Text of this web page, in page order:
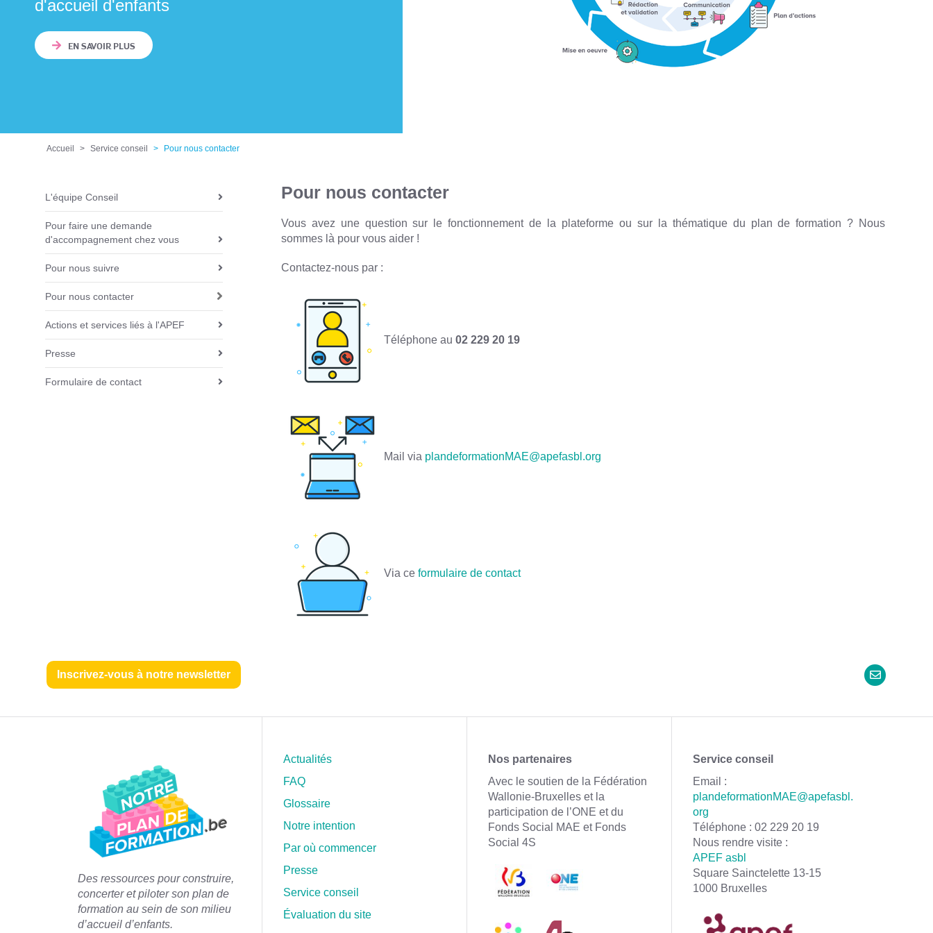
d'accueil d'enfants
EN SAVOIR PLUS
Accueil Service conseil Pour nous contacter
N
v
i
g
a
t
i
o
n
L'équipe Conseil
Pour faire une demande
d'accompagnement chez vous
Pour nous suivre
Pour nous contacter
Actions et services liés à l'APEF
Presse
Formulaire de contact
Pour nous contacter
Vous avez une question sur le fonctionnement de la plateforme ou sur la thématique du plan de formation ? Nous
sommeslà pour vous aider !
Contactez-nous par :
Téléphone au 02 229 20 19
Mail via plandeformationMAE@apefasbl.org
Via ce formulaire de contact
Inscrivez-vous à notre newsletter
Des ressources pour construire,
concerter et piloter son plan de
formation au sein de son milieu
d’accueil d’enfants.
Actualités
FAQ
Glossaire
Notre intention
Par où commencer
Presse
Service conseil
Évaluation du site
Nos partenaires
Avec le soutien de la Fédération
Wallonie-Bruxelles et la
participation de l’ONE et du
Fonds Social MAE et Fonds
Social 4S
Service conseil
Email :
plandeformationMAE@apefasbl.
org
Téléphone : 02 229 20 19
Nous rendre visite :
APEF asbl
Square Sainctelette 13-15
1000 Bruxelles